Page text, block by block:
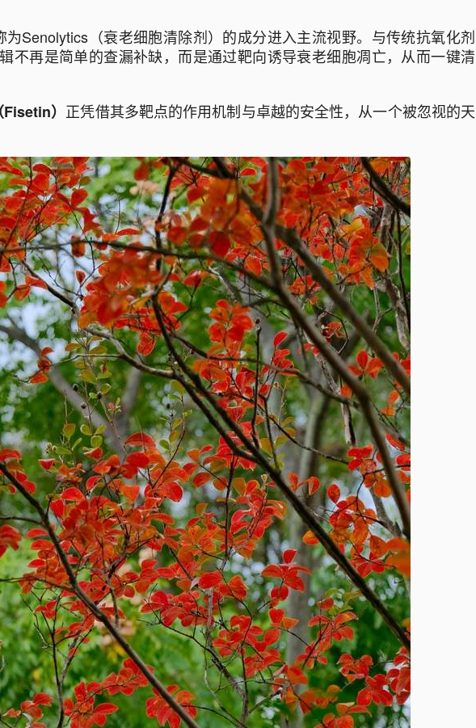
Senolytics（衰老细胞清除剂）的成分进入主流视野。与传统抗氧化剂
不再是简单的查漏补缺，而是通过靶向诱导衰老细胞凋亡，从而一键清
） 正凭借其多靶点的作用机制与卓越的安全性，从一个被忽视的天